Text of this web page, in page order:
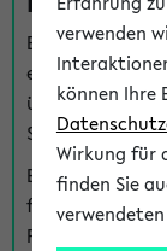
Bei inhaltlichen
einzelnen
über denFragen
Support kann
Bei
finden Sie eine
Platzzuteilung
verwenden
können Ihre
Wirkung für
finden Sie